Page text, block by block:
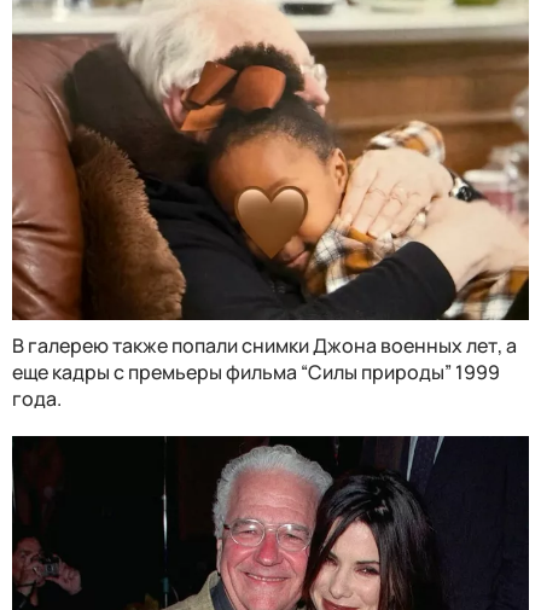
В галерею также попали снимки Джона военных лет, а
еще кадры с премьеры фильма “Силы природы” 1999
года.